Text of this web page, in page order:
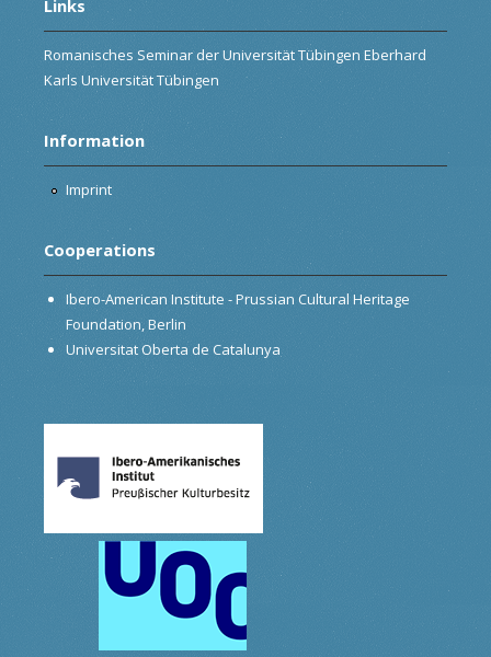
Links
Romanisches Seminar der Universität Tübingen Eberhard
Karls Universität Tübingen
Information
Imprint
Cooperations
Ibero-American Institute - Prussian Cultural Heritage
Foundation, Berlin
Universitat Oberta de Catalunya